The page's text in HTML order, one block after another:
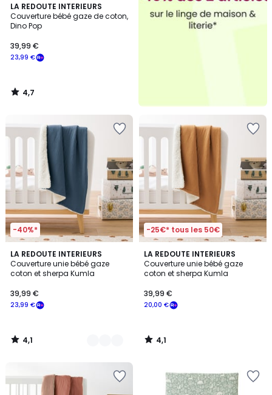
LA REDOUTE INTERIEURS
Couverture bébé gaze de coton,
Dino Pop
23,99 €
39,99 €
4,7
/ 5
4,7
/
-40%*
LA REDOUTE INTERIEURS
Couverture unie bébé gaze
coton et sherpa Kumla
23,99 €
39,99 €
4,1
/ 5
5
Couleurs
4,1
/
-25€* tous les 50€
LA REDOUTE INTERIEURS
Couverture unie bébé gaze
coton et sherpa Kumla
20,00 €
39,99 €
4,1
/ 5
4,1
/